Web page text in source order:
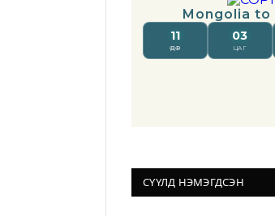
СҮҮЛД НЭМЭГДСЭН